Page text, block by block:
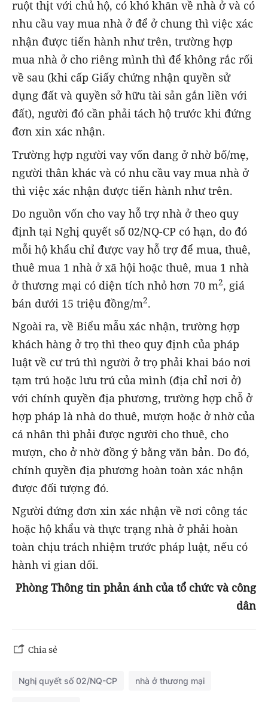
ruột thịt với chủ hộ, có khó khăn về nhà ở và có
nhu cầu vay mua nhà ở để ở chung thì việc xác
nhận được tiến hành như trên, trường hợp
mua nhà ở cho riêng mình thì để không rắc rối
về sau (khi cấp Giấy chứng nhận quyền sử
dụng đất và quyền sở hữu tài sản gắn liền với
đất), người đó cần phải tách hộ trước khi đứng
đơn xin xác nhận.
Trường hợp người vay vốn đang ở nhờ bố/mẹ,
người thân khác và có nhu cầu vay mua nhà ở
thì việc xác nhận được tiến hành như trên.
Do nguồn vốn cho vay hỗ trợ nhà ở theo quy
định tại Nghị quyết số 02/NQ-CP có hạn, do đó
mỗi hộ khẩu chỉ được vay hỗ trợ để mua, thuê,
thuê mua 1 nhà ở xã hội hoặc thuê, mua 1 nhà
ở thương mại có diện tích nhỏ hơn 70 m2, giá
bán dưới 15 triệu đồng/m2.
Ngoài ra, về Biểu mẫu xác nhận, trường hợp
khách hàng ở trọ thì theo quy định của pháp
luật về cư trú thì người ở trọ phải khai báo nơi
tạm trú hoặc lưu trú của mình (địa chỉ nơi ở)
với chính quyền địa phương, trường hợp chỗ ở
hợp pháp là nhà do thuê, mượn hoặc ở nhờ của
cá nhân thì phải được người cho thuê, cho
mượn, cho ở nhờ đồng ý bằng văn bản. Do đó,
chính quyền địa phương hoàn toàn xác nhận
được đối tượng đó.
Người đứng đơn xin xác nhận về nơi công tác
hoặc hộ khẩu và thực trạng nhà ở phải hoàn
toàn chịu trách nhiệm trước pháp luật, nếu có
hành vi gian dối.
Phòng Thông tin phản ánh của tổ chức và công
dân
Chia sẻ
Nghị quyết số 02/NQ-CP nhà ở thương mại